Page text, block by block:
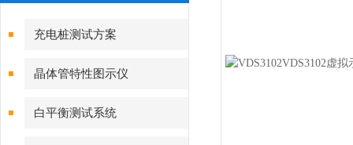
充电桩测试方案
晶体管特性图示仪
白平衡测试系统